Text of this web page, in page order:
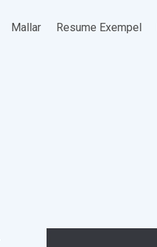
Mallar Resume Exempel